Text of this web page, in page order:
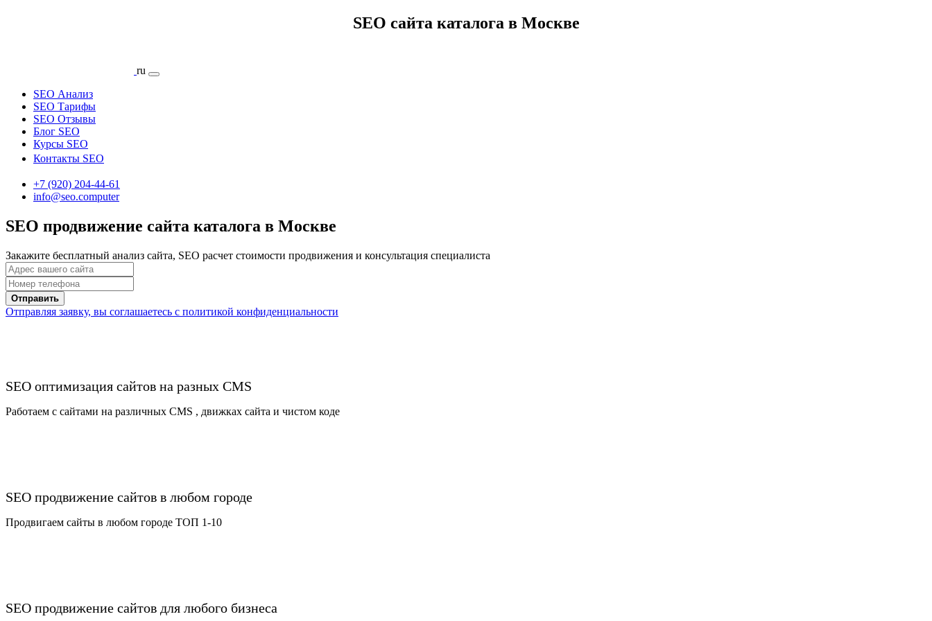
SEO сайта каталога в Москве
ru
SEO Анализ
SEO Тарифы
SEO Отзывы
Блог SEO
Курсы SEO
Контакты SEO
+7 (920) 204-44-61
info@seo.computer
SEO продвижение сайта каталога в Москве
Закажите бесплатный анализ сайта, SEO расчет стоимости продвижения и консультация специалиста
Отправить
Отправляя заявку, вы соглашаетесь с политикой конфиденциальности
SEO оптимизация сайтов на разных CMS
Работаем c сайтами на различных CMS , движках сайта и чистом коде
SEO продвижение сайтов в любом городе
Продвигаем сайты в любом городе ТОП 1-10
SEO продвижение сайтов для любого бизнеса